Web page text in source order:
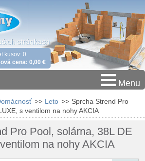
kusov: 0
cena: 0,00 €
Menu
>> Leto >> Sprcha Strend Pro
s ventilom na nohy AKCIA
Pro Pool, solárna, 38L DE
na nohy AKCIA